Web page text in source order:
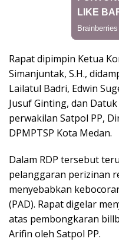
Rapat dipimpin Ketua
Simanjuntak, S.H.,
Lailatul Badri, Edwin
Jusuf Ginting, dan
perwakilan Satpol PP,
DPMPTSP Kota Medan.
Dalam RDP tersebut
pelanggaran perizinan
menyebabkan
(PAD). Rapat digelar
atas pembongkaran
Arifin oleh Satpol PP.